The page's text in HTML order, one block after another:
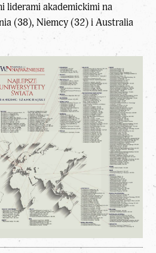
liderami akademickimi na
(38), Niemcy (32) i Australia